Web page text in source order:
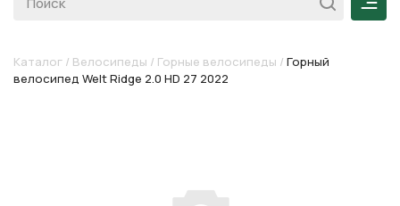
Каталог / Велосипеды / Горные велосипеды / Горный
велосипед Welt Ridge 2.0 HD 27 2022